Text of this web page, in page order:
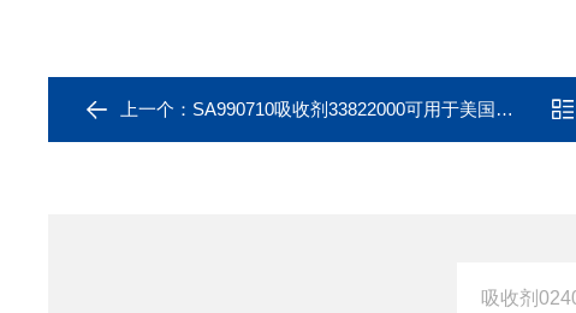
上一个： SA990710吸收剂33822000可用于美国Thermo